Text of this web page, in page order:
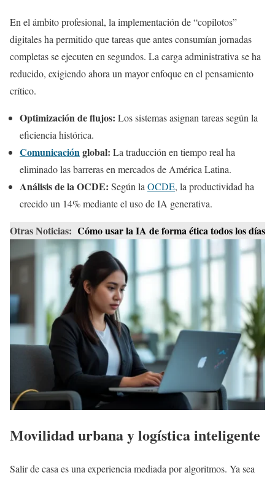
En el ámbito profesional, la implementación de “copilotos”
digitales ha permitido que tareas que antes consumían jornadas
completas se ejecuten en segundos. La carga administrativa se ha
reducido, exigiendo ahora un mayor enfoque en el pensamiento
crítico.
Optimización de flujos: Los sistemas asignan tareas según la
eficiencia histórica.
Comunicaciónglobal: La traducción en tiempo real ha
eliminado las barreras en mercados de América Latina.
Análisis de la OCDE: Según laOCDE, la productividad ha
crecido un 14% mediante el uso de IA generativa.
Otras Noticias: Cómo usar la IA de forma ética todos los días
Movilidad urbana y logística inteligente
Salir de casa es una experiencia mediada por algoritmos. Ya sea